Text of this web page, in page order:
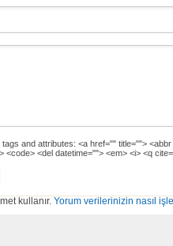
tags and attributes: <a href="" title="">
<code> <del datetime=""> <em> <i> <q
kullanır. Yorum verilerinizin nasıl